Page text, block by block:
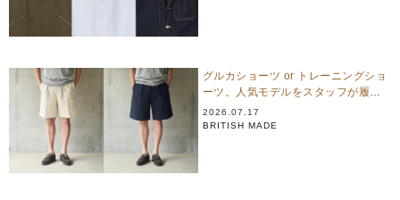
グルカショーツ or トレーニングショ
ーツ。人気モデルをスタッフが履き
比べ
2026.07.17
BRITISH MADE